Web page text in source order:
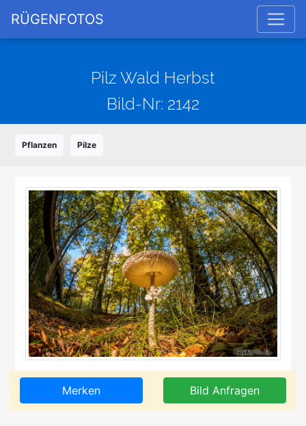
RÜGENFOTOS
Pilz Wald Herbst
Bild-Nr: 2142
Pflanzen Pilze
Merken Bild Anfragen